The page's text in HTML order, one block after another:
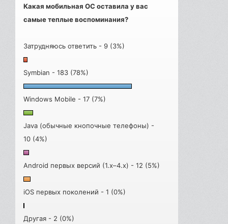
Какая мобильная ОС оставила у вас
самые теплые воспоминания?
Затрудняюсь ответить - 9 (3%)
Symbian - 183 (78%)
Windows Mobile - 17 (7%)
Java (обычные кнопочные телефоны) -
10 (4%)
Android первых версий (1.x–4.x) - 12 (5%)
iOS первых поколений - 1 (0%)
Другая - 2 (0%)